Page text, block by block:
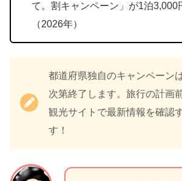
て。割キャンペーン」が1泊3,000
（2026年）
都道府県独自のキャンペーン
次第終了します。旅行の計画
観光サイトで最新情報を確認
す！